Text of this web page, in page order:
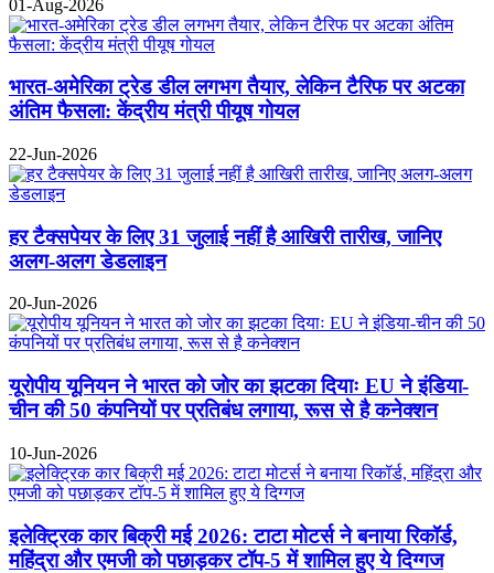
01-Aug-2026
भारत-अमेरिका ट्रेड डील लगभग तैयार, लेकिन टैरिफ पर अटका
अंतिम फैसला: केंद्रीय मंत्री पीयूष गोयल
22-Jun-2026
हर टैक्सपेयर के लिए 31 जुलाई नहीं है आखिरी तारीख, जानिए
अलग-अलग डेडलाइन
20-Jun-2026
यूरोपीय यूनियन ने भारत को जोर का झटका दियाः EU ने इंडिया-
चीन की 50 कंपनियों पर प्रतिबंध लगाया, रूस से है कनेक्शन
10-Jun-2026
इलेक्ट्रिक कार बिक्री मई 2026: टाटा मोटर्स ने बनाया रिकॉर्ड,
महिंद्रा और एमजी को पछाड़कर टॉप-5 में शामिल हुए ये दिग्गज